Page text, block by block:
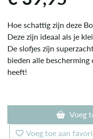
Hoe schattig zijn deze
Deze zijn ideaal als je
De slofjes zijn
bieden alle
heeft!
Voeg
Voeg toe aan